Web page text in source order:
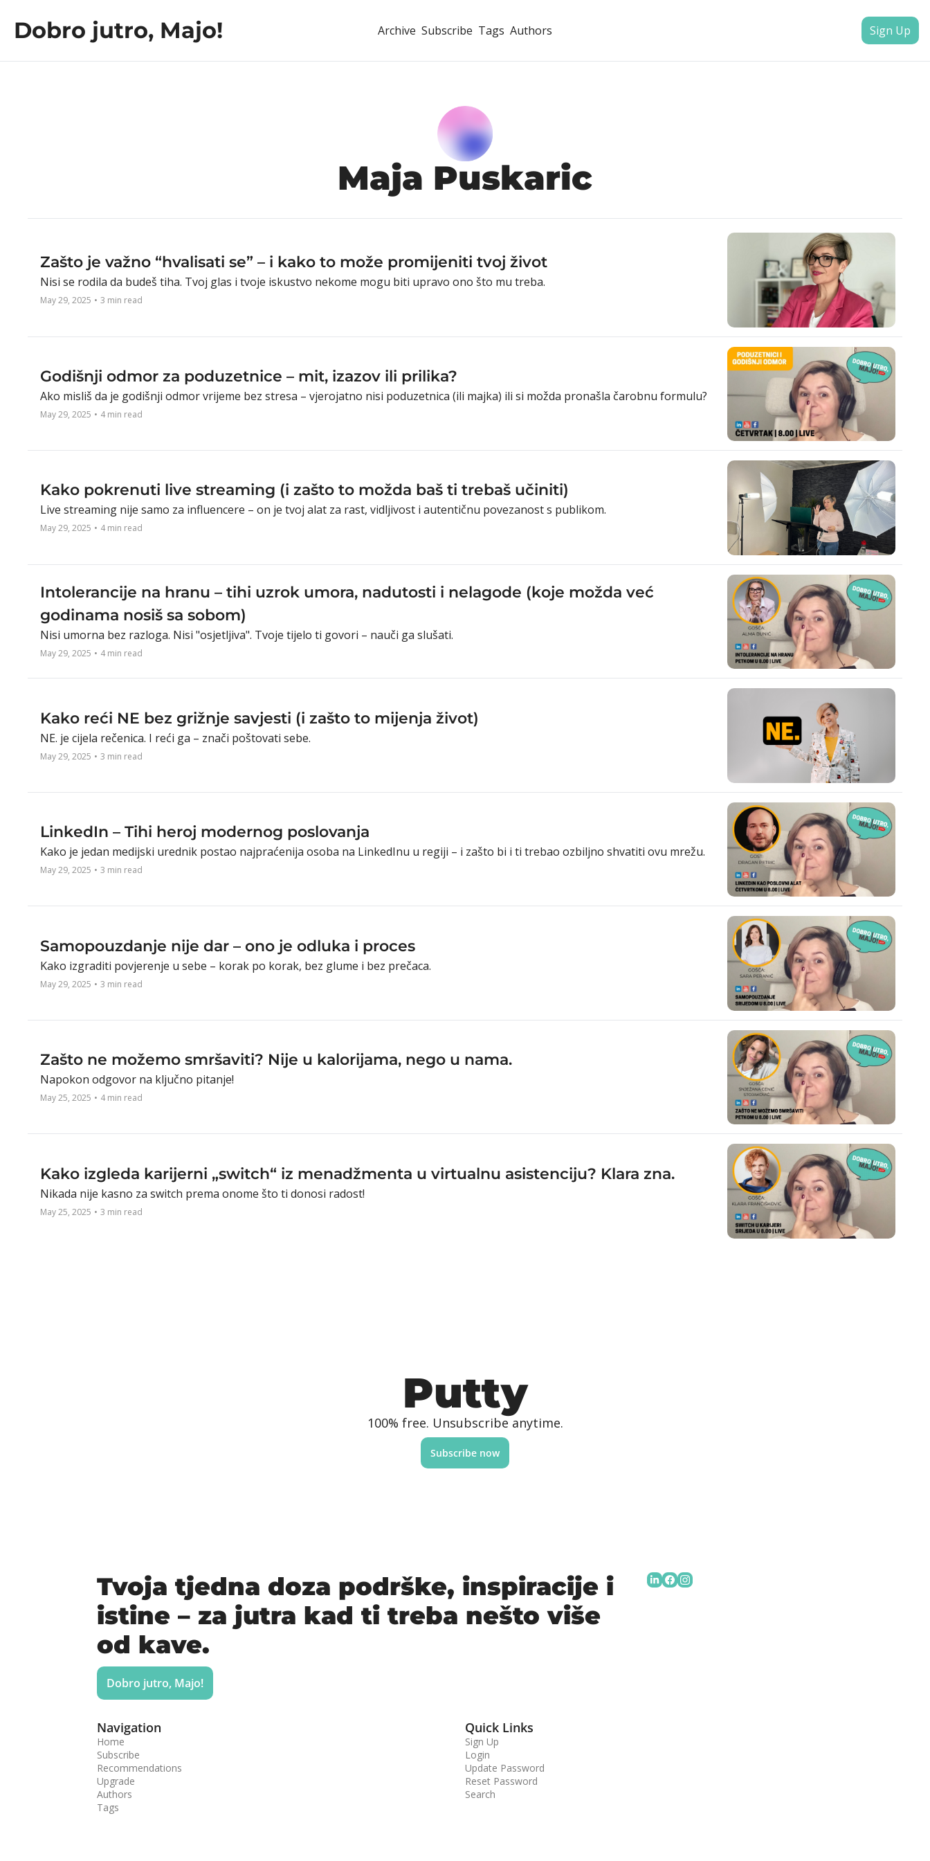
Dobro jutro, Majo! Archive Subscribe Tags Authors Sign Up
Maja Puskaric
Zašto je važno “hvalisati se” – i kako to može promijeniti tvoj život
Nisi se rodila da budeš tiha. Tvoj glas i tvoje iskustvo nekome mogu biti upravo ono što mu treba.
May 29, 2025 • 3 min read
Godišnji odmor za poduzetnice – mit, izazov ili prilika?
Ako misliš da je godišnji odmor vrijeme bez stresa – vjerojatno nisi poduzetnica (ili majka) ili si možda pronašla čarobnu formulu?
May 29, 2025 • 4 min read
Kako pokrenuti live streaming (i zašto to možda baš ti trebaš učiniti)
Live streaming nije samo za influencere – on je tvoj alat za rast, vidljivost i autentičnu povezanost s publikom.
May 29, 2025 • 4 min read
Intolerancije na hranu – tihi uzrok umora, nadutosti i nelagode (koje možda već
godinama nosiš sa sobom)
Nisi umorna bez razloga. Nisi "osjetljiva". Tvoje tijelo ti govori – nauči ga slušati.
May 29, 2025 • 4 min read
Kako reći NE bez grižnje savjesti (i zašto to mijenja život)
NE. je cijela rečenica. I reći ga – znači poštovati sebe.
May 29, 2025 • 3 min read
LinkedIn – Tihi heroj modernog poslovanja
Kako je jedan medijski urednik postao najpraćenija osoba na LinkedInu u regiji – i zašto bi i ti trebao ozbiljno shvatiti ovu mrežu.
May 29, 2025 • 3 min read
Samopouzdanje nije dar – ono je odluka i proces
Kako izgraditi povjerenje u sebe – korak po korak, bez glume i bez prečaca.
May 29, 2025 • 3 min read
Zašto ne možemo smršaviti? Nije u kalorijama, nego u nama.
Napokon odgovor na ključno pitanje!
May 25, 2025 • 4 min read
Kako izgleda karijerni „switch“ iz menadžmenta u virtualnu asistenciju? Klara zna.
Nikada nije kasno za switch prema onome što ti donosi radost!
May 25, 2025 • 3 min read
Putty
100% free. Unsubscribe anytime.
Subscribe now
Tvoja tjedna doza podrške, inspiracije i
istine – za jutra kad ti treba nešto više
od kave.
Dobro jutro, Majo!
Navigation
Home
Subscribe
Recommendations
Upgrade
Authors
Tags
Quick Links
Sign Up
Login
Update Password
Reset Password
Search